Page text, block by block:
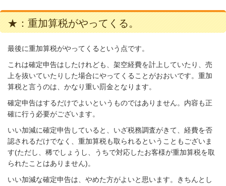
★：重加算税がやってくる。
最後に重加算税がやってくるという点です。
これは確定申告はしたけれども、架空経費を計上していたり、売
上を抜いていたりした場合にやってくることがおおいです。重加
算税と言うのは、かなり重い罰金となります。
確定申告はするだけでよいというものではありません。内容も正
確に行う必要がございます。
いい加減に確定申告していると、いざ税務調査がきて、経費を否
認されるだけでなく、重加算税も取られるということもございま
す(ただし、稀でしょうし、うちで対応したお客様が重加算税を取
られたことはありません)。
いい加減な確定申告は、やめた方がよいと思います。きちんとし